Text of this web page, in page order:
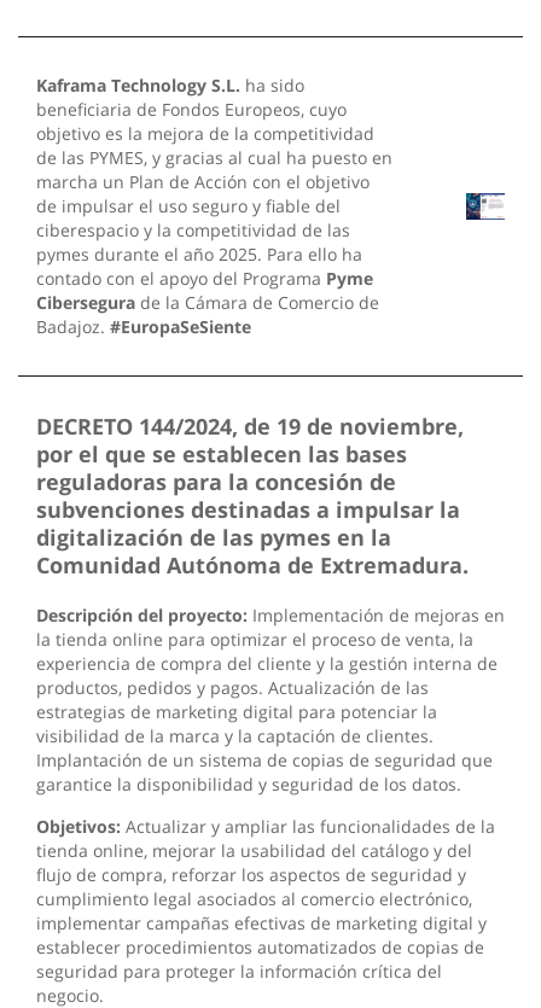
Kaframa Technology S.L. ha sido
beneficiaria de Fondos Europeos, cuyo
objetivo es la mejora de la competitividad
de las PYMES, y gracias al cual ha puesto en
marcha un Plan de Acción con el objetivo
de impulsar el uso seguro y fiable del
ciberespacio y la competitividad de las
pymes durante el año 2025. Para ello ha
contado con el apoyo del Programa Pyme
Cibersegura de la Cámara de Comercio de
Badajoz. #EuropaSeSiente
DECRETO 144/2024, de 19 de noviembre,
por el que se establecen las bases
reguladoras para la concesión de
subvenciones destinadas a impulsar la
digitalización de las pymes en la
Comunidad Autónoma de Extremadura.
Descripción del proyecto: Implementación de mejoras en
la tienda online para optimizar el proceso de venta, la
experiencia de compra del cliente y la gestión interna de
productos, pedidos y pagos. Actualización de las
estrategias de marketing digital para potenciar la
visibilidad de la marca y la captación de clientes.
Implantación de un sistema de copias de seguridad que
garantice la disponibilidad y seguridad de los datos.
Objetivos: Actualizar y ampliar las funcionalidades de la
tienda online, mejorar la usabilidad del catálogo y del
flujo de compra, reforzar los aspectos de seguridad y
cumplimiento legal asociados al comercio electrónico,
implementar campañas efectivas de marketing digital y
establecer procedimientos automatizados de copias de
seguridad para proteger la información crítica del
negocio.